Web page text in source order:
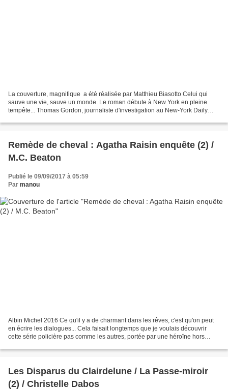
La couverture, magnifique a été réalisée par Matthieu Biasotto Celui qui
sauve une vie, sauve un monde. Le roman débute à New York en pleine
tempête... Thomas Gordon, journaliste d'investigation au New-York Daily
Remède de cheval : Agatha Raisin enquête (2) /
M.C. Beaton
Publié le 09/09/2017 à 05:59
Par manou
Albin Michel 2016 Ce qu'il y a de charmant dans les rêves, c'est qu'on peut
en écrire les dialogues... Cela faisait longtemps que je voulais découvrir
cette série policière pas comme les autres, portée par une héroïne hors
Les Disparus du Clairdelune / La Passe-miroir
(2) / Christelle Dabos